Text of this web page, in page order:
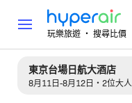
玩樂旅遊 ‧ 搜尋比價
東京台場日航大酒店
8月11日-8月12日・2位大人